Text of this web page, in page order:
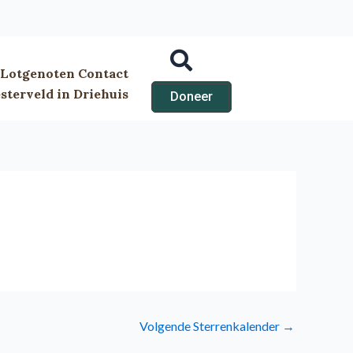
Lotgenoten Contact
in Driehuis
Doneer
Volgende Sterrenkalender →